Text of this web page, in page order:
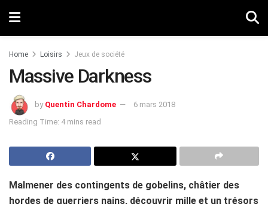
Home Loisirs Jeux de société
Massive Darkness
by Quentin Chardome
6 mars 2018
Reading Time: 4 mins read
Malmener des contingents de gobelins, châtier des
hordes de guerriers nains, découvrir mille et un trésors